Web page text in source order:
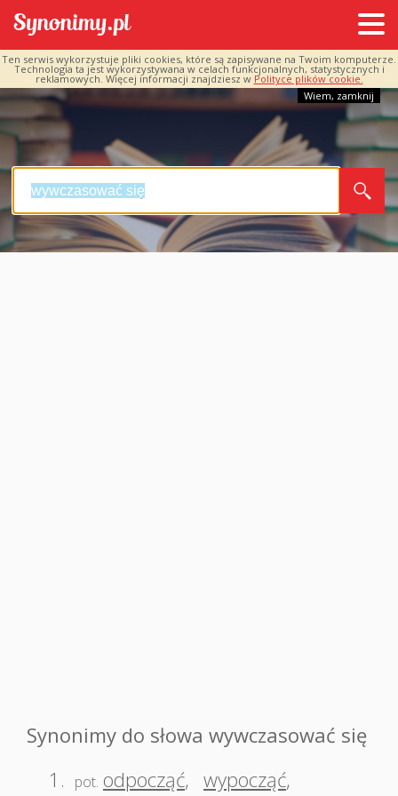
Ten serwis wykorzystuje pliki cookies, które są zapisywane na Twoim komputerze.
Technologia ta jest wykorzystywana w celach funkcjonalnych, statystycznych i
reklamowych. Więcej informacji znajdziesz w Polityce plików cookie.
Wiem, zamknij
Synonimy do słowa wywczasować się
1.
pot. odpocząć, wypocząć,